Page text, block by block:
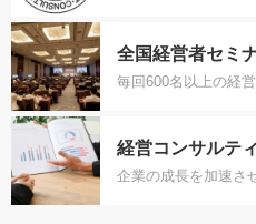
全国経営者セミ
毎回600名以上の経
経営コンサルテ
企業の成長を加速さ